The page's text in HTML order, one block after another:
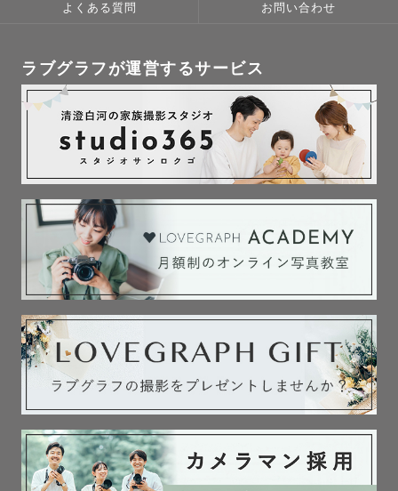
よくある質問 お問い合わせ
ラブグラフが運営するサービス